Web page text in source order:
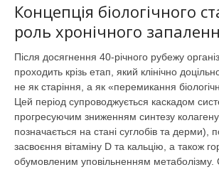
Концепція біологічного
роль хронічного
Після досягнення 40-річного рубежу
проходить крізь етап, який клінічно
не як старіння, а як «перемикання
Цей період супроводжується каскадом
прогресуючим зниженням синтезу
позначається на стані суглобів та дерми),
засвоєння вітаміну D та кальцію, а також
обумовленим уповільненням